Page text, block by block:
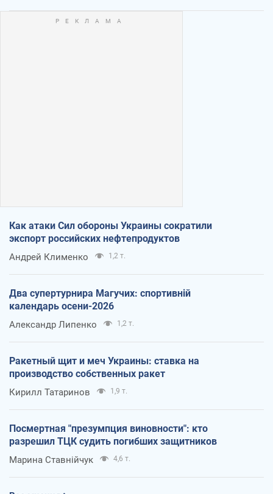
Как атаки Сил обороны Украины сократили
экспорт российских нефтепродуктов
Андрей Клименко 1,2 т.
Два супертурнира Магучих: спортивній
календарь осени-2026
Александр Липенко 1,2 т.
Ракетный щит и меч Украины: ставка на
производство собственных ракет
Кирилл Татаринов 1,9 т.
Посмертная "презумпция виновности": кто
разрешил ТЦК судить погибших защитников
Марина Ставнійчук 4,6 т.